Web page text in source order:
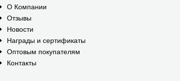
О Компании
Отзывы
Новости
Награды и сертификаты
Оптовым покупателям
Контакты